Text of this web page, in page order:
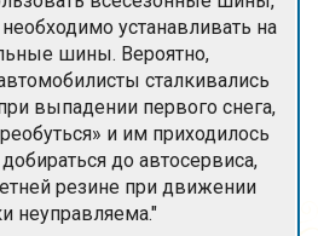
устанавливать на
шины. Вероятно,
сталкивались
выпадении первого снега,
и им приходилось
до автосервиса,
резине при движении
неуправляема."